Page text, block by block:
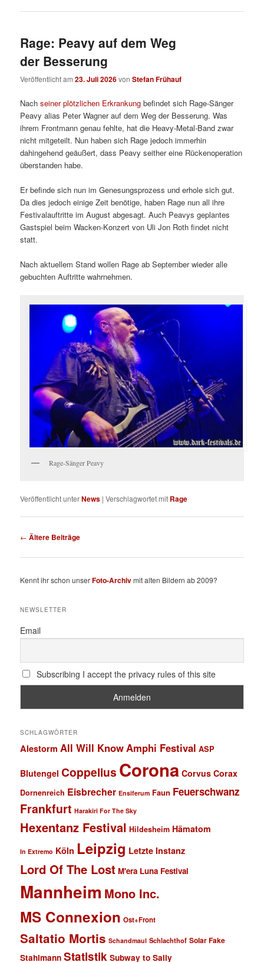
Rage: Peavy auf dem Weg
der Besserung
Veröffentlicht am23. Juli 2026vonStefan Frühauf
Nachseiner plötzlichen Erkrankung befindet sich Rage-Sänger
Peavy alias Peter Wagner auf dem Weg der Besserung. Was
ihrem Frontmann genau fehlte, hat die Heavy-Metal-Band zwar
nicht mitgeteilt. Nun haben sich Rage jedoch immerhin
dahingehend geäußert, dass Peavy seither eine Rückenoperation
überstanden habe.
Er befinde sich nun im Genesungsprozess und erhole sich gut.
Da dies jedoch einige Zeit benötige, haben Rage nun all ihre
Festivalauftritte im August abgesagt. Auch Peavys geplantes
Gastspiel beim Wacken-Konzert von Uli Jon Roth findet nicht
statt.
Nach aktuellem Stand wollen Rage ab September wieder alle
gebuchten Auftritte wahrnehmen.
Rage-Sänger Peavy
Veröffentlicht unterNews |Verschlagwortet mit Rage
Beitragsnavigation
← Ältere Beiträge
Kennt ihr schon unserFoto-Archivmit alten Bildern ab 2009?
NEWSLETTER
Email
Subscribing I accept the privacy rules of this site
SCHLAGWÖRTER
Alestorm All Will KnowAmphi Festival ASP
Blutengel Coppelius Corona Corvus Corax
Dornenreich Eisbrecher Ensiferum Faun Feuerschwanz
Frankfurt Harakiri For The Sky
Hexentanz Festival Hildesheim Hämatom
In Extremo Köln Leipzig Letzte Instanz
Lord Of The Lost M'era Luna Festival
Mannheim Mono Inc.
MS Connexion Ost+Front
Saltatio Mortis Schandmaul Schlachthof Solar Fake
Stahlmann Statistik Subway to Sally